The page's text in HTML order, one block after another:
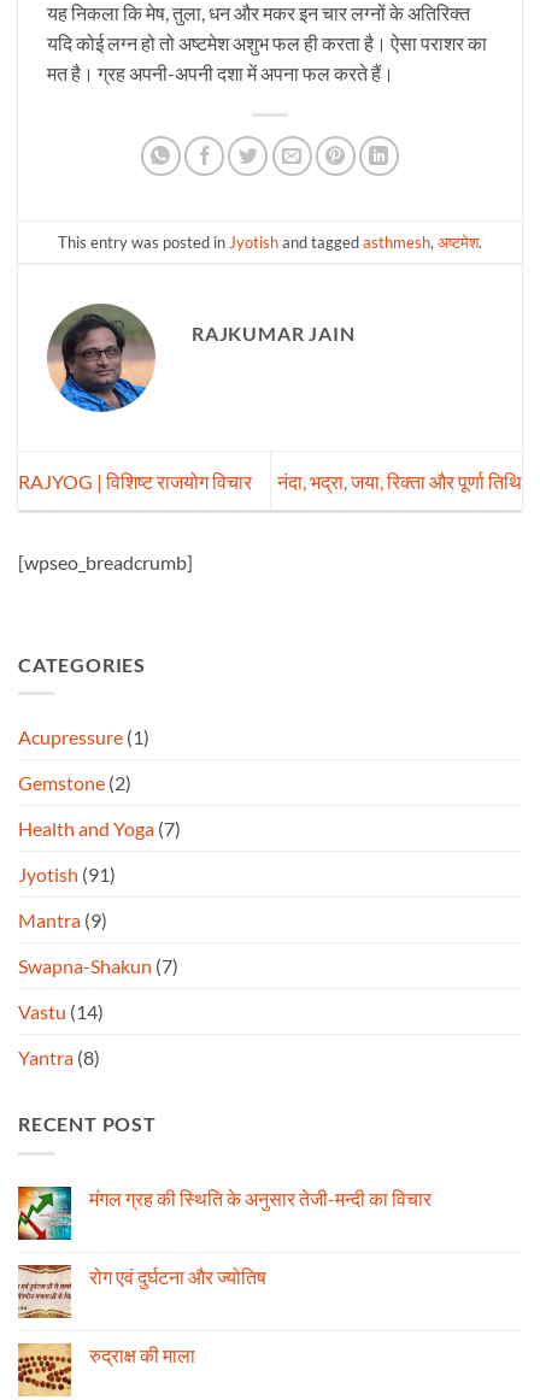
यह निकला कि मेष, तुला, धन और मकर इन चार लग्नों के अतिरिक्त
यदि कोई लग्न हो तो अष्टमेश अशुभ फल ही करता है। ऐसा पराशर का
मत है। ग्रह अपनी-अपनी दशा में अपना फल करते हैं।
This entry was posted in Jyotishand taggedasthmesh, अष्टमेश.
RAJKUMAR JAIN
RAJYOG | विशिष्ट राजयोग विचार नंदा, भद्रा, जया, रिक्ता और पूर्णा तिथि
[wpseo_breadcrumb]
CATEGORIES
Acupressure (1)
Gemstone (2)
Health and Yoga (7)
Jyotish (91)
Mantra (9)
Swapna-Shakun (7)
Vastu (14)
Yantra (8)
RECENT POST
मंगल ग्रह की स्थिति के अनुसार तेजी-मन्दी का विचार
मंगल
ग्रह
अनुसार
तेजी-
रोग एवं दुर्घटना और ज्योतिष
रोग
एवं
रुद्राक्ष की माला